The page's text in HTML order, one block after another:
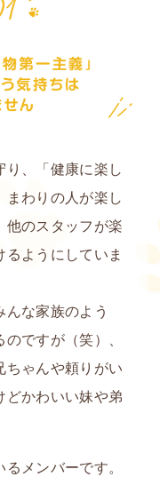
、「 健康に楽し
まわりの人が楽し
他のスタッフが楽
るようにしていま
んな家族のよう
ですが（笑）、
ちゃんや頼りがい
どかわいい妹や弟
メンバーです。